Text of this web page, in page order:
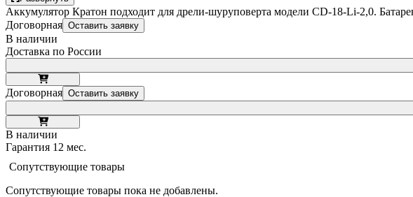
Аккумулятор Кратон подходит для дрели-шуруповерта модели CD-18-Li-2,0.
Договорная Оставить заявку
В наличии
Доставка по России
Договорная Оставить заявку
В наличии
Гарантия 12 мес.
Сопутствующие товары
Сопутствующие товары пока не добавлены.